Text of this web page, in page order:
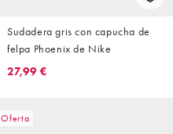
Sudadera gris con capucha de
felpa Phoenix de Nike
27,99 €
Oferta